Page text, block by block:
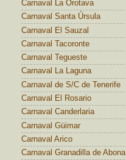
Carnaval La Orotava
Carnaval Santa Úrsula
Carnaval El Sauzal
Carnaval Tacoronte
Carnaval Tegueste
Carnaval La Laguna
Carnaval de S/C de Tenerife
Carnaval El Rosario
Carnaval Canderlaria
Carnaval Güimar
Carnaval Arico
Carnaval Granadilla de Abona